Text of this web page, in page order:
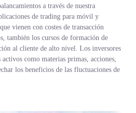
a través de nuestra
de trading para móvil y
vienen con costes de transacción
también los cursos de formación de
al cliente de alto nivel. Los inversores
como materias primas, acciones,
los beneficios de las fluctuaciones de